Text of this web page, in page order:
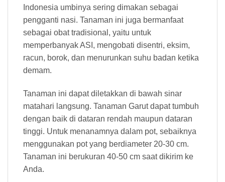
Indonesia umbinya sering dimakan sebagai
pengganti nasi. Tanaman ini juga bermanfaat
sebagai obat tradisional, yaitu untuk
memperbanyak ASI, mengobati disentri, eksim,
racun, borok, dan menurunkan suhu badan ketika
demam.
Tanaman ini dapat diletakkan di bawah sinar
matahari langsung. Tanaman Garut dapat tumbuh
dengan baik di dataran rendah maupun dataran
tinggi. Untuk menanamnya dalam pot, sebaiknya
menggunakan pot yang berdiameter 20-30 cm.
Tanaman ini berukuran 40-50 cm saat dikirim ke
Anda.